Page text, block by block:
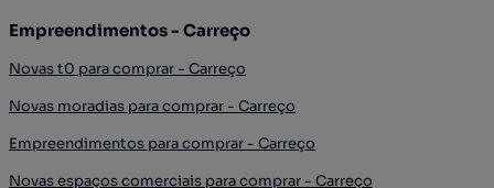
Empreendimentos - Carreço
Novas t0 para comprar - Carreço
Novas moradias para comprar - Carreço
Empreendimentos para comprar - Carreço
Novas espaços comerciais para comprar - Carreço